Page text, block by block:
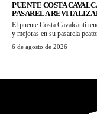
PUENTE COSTA
PASARELA
El puente Costa Cavalcanti
y mejoras en su pasarela
6 de agosto de 2026